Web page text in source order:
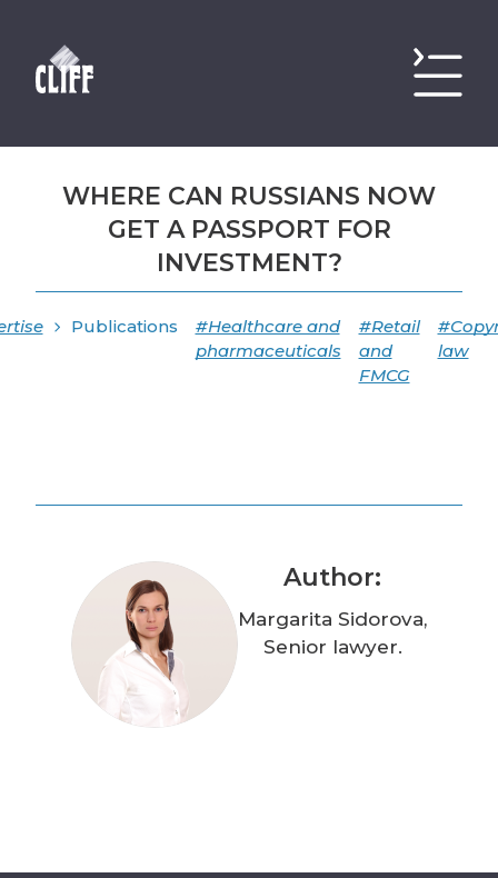
WHERE CAN RUSSIANS NOW
GET A PASSPORT FOR
INVESTMENT?
Publications
#Healthcare and
pharmaceuticals
#Retail
and
FMCG
law
Author:
Margarita Sidorova,
Senior lawyer.